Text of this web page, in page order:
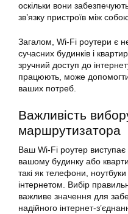
оскільки вони
зв’язку пристроїв між
Загалом, Wi-Fi роутери є
сучасних будинків і
зручний доступ до
працюють, може
ваших потреб.
Важливість
маршрутизатора
Ваш Wi-Fi роутер виступає
вашому будинку або
такі як телефони,
інтернетом. Вибір
важливе значення для
надійного інтернет-